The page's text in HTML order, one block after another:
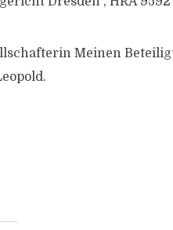
Meinen